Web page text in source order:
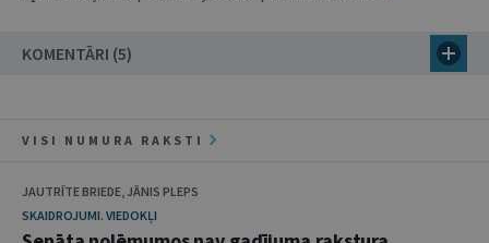
KOMENTĀRI (5)
VISI NUMURA RAKSTI
JAUTRĪTE BRIEDE, JĀNIS PLEPS
SKAIDROJUMI. VIEDOKĻI